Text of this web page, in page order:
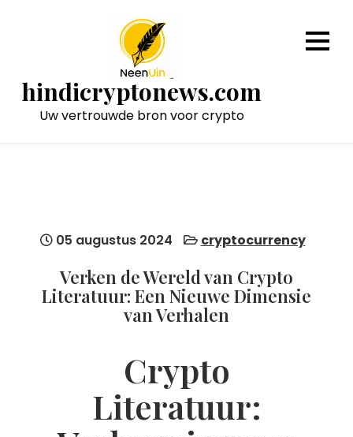
hindicryptonews.com
Uw vertrouwde bron voor crypto
05 augustus 2024 cryptocurrency
Verken de Wereld van Crypto
Literatuur: Een Nieuwe Dimensie
van Verhalen
Crypto
Literatuur: